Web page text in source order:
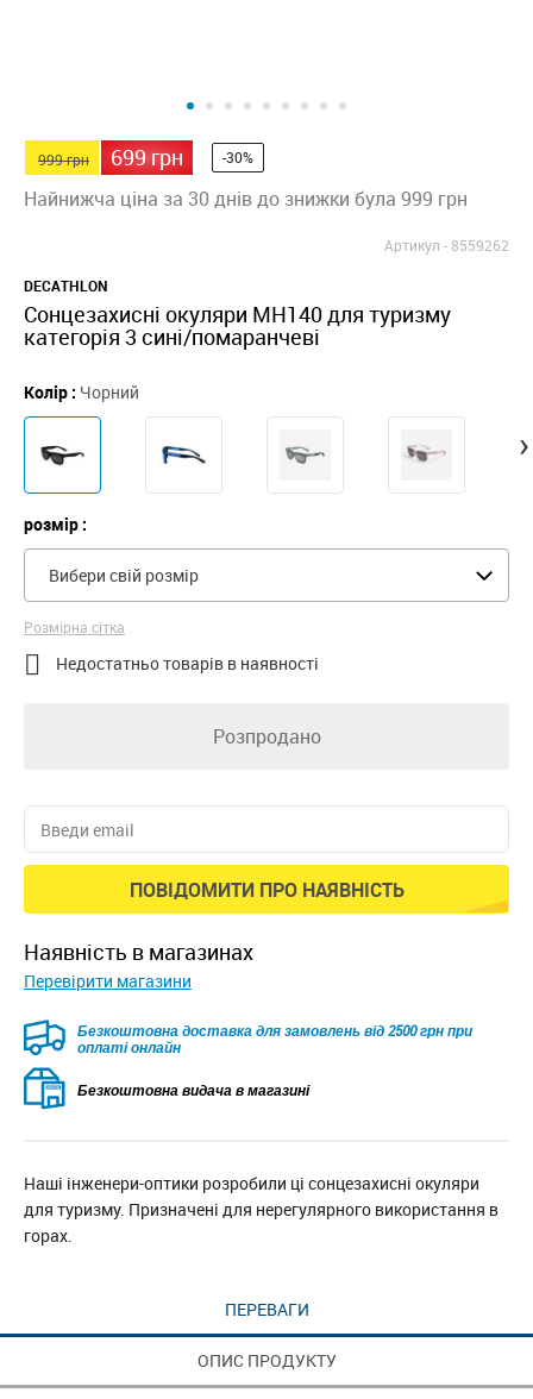
999 грн 699 грн -30%
Найнижча ціна за 30 днів до знижки була 999 грн
Артикул -8559262
DECATHLON
Сонцезахисні окуляри MH140 для туризму
категорія 3 сині/помаранчеві
Колір : Чорний
›
розмір :
Вибери свій розмір
Розмірна сітка
 Недостатньо товарів в наявності
Розпродано
ПОВІДОМИТИ ПРО НАЯВНІСТЬ
наявність в магазинах
Перевірити магазини
Безкоштовна доставка для замовлень від 2500 грн при
оплаті онлайн
Безкоштовна видача в магазині
Наші інженери-оптики розробили ці сонцезахисні окуляри
для туризму. Призначені для нерегулярного використання в
горах.
ПЕРЕВАГИ
ОПИС ПРОДУКТУ